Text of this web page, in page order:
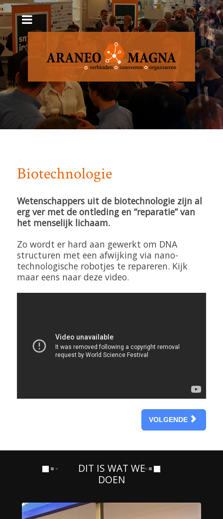
Biotechnologie
Wetenschappers uit de biotechnologie zijn al
erg ver met de ontleding en “reparatie” van
het menselijk lichaam.
Zo wordt er hard aan gewerkt om DNA
structuren met een afwijking via nano-
technologische robotjes te repareren. Kijk
maar eens naar deze video.
VOLGENDE
DIT IS WAT WE
DOEN